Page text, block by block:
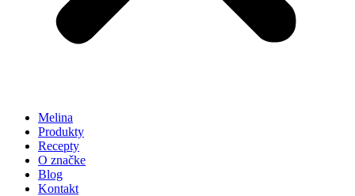
Melina
Produkty
Recepty
O značke
Blog
Kontakt